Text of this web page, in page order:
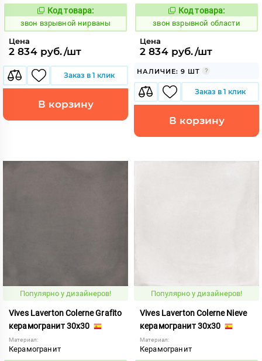
454934
Код товара:
звон взрывной нирваны
Цена
2 834 руб./шт
Заказ в 1 клик
В корзину
454938
Код товара:
звон взрывной области
Цена
2 834 руб./шт
НАЛИЧИЕ: 9 ШТ
Заказ в 1 клик
В корзину
Популярно у дизайнеров!
Vives Laverton Colerne Grafito
керамогранит 30x30
Материал:
Керамогранит
Популярно у дизайнеров!
Vives Laverton Colerne Nieve
керамогранит 30x30
Материал:
Керамогранит